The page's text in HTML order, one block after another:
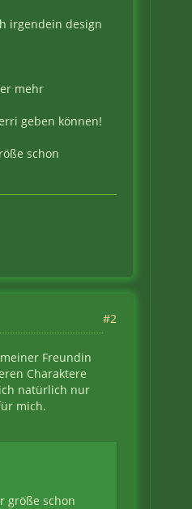
irgendein design
mehr
geben können!
schon
#2
Freundin
Charaktere
natürlich nur
mich.
größe schon